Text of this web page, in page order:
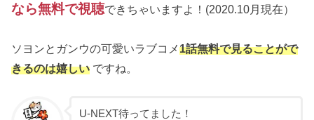
なら無料で視聴できちゃいますよ！(2020.10月現在）
ソヨンとガンウの可愛いラブコメ1話無料で見ることがで
きるのは嬉しい ですね。
U-NEXT待ってました！